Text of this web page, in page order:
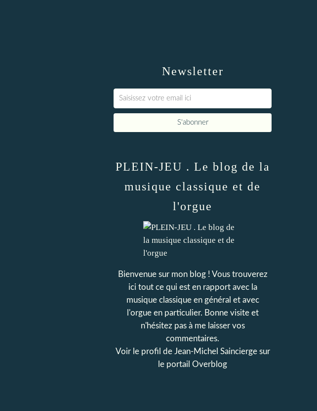
Newsletter
PLEIN-JEU . Le blog de la
musique classique et de
l'orgue
Bienvenue sur mon blog ! Vous trouverez
ici tout ce qui est en rapport avec la
musique classique en général et avec
l'orgue en particulier. Bonne visite et
n'hésitez pas à me laisser vos
commentaires.
Voir le profil de Jean-Michel Sainciergesur
le portail Overblog